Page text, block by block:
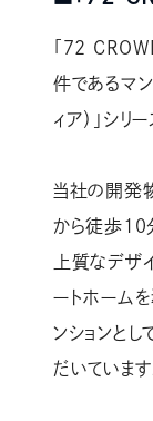
「72
件であるマ
ィア）」シリ
当社の開発
から徒歩10
上質なデザ
ートホーム
ンションと
だいています